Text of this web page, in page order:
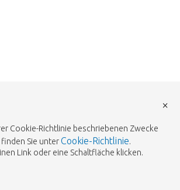
Cookie-Richtlinie beschriebenen Zwecke
Sie unterCookie-Richtlinie.
Link oder eine Schaltfläche klicken.
×